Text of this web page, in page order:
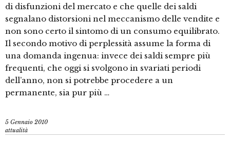
di disfunzioni del mercato e che quelle dei saldi
segnalano distorsioni nel meccanismo delle vendite e
non sono certo il sintomo di un consumo equilibrato.
Il secondo motivo di perplessità assume la forma di
una domanda ingenua: invece dei saldi sempre più
frequenti, che oggi si svolgono in svariati periodi
dell’anno, non si potrebbe procedere a un
permanente, sia pur più …
5 Gennaio 2010
attualità